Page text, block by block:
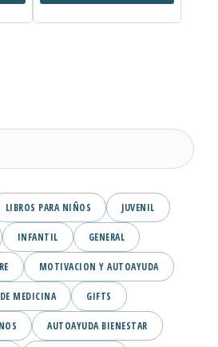
LIBROS PARA NIÑOS JUVENIL
INFANTIL GENERAL
MOTIVACION Y AUTOAYUDA
MEDICINA GIFTS
AUTOAYUDA BIENESTAR